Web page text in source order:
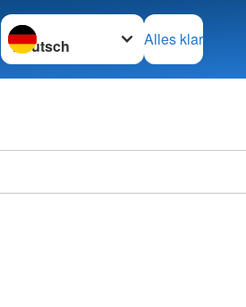
Sprache wechseln zu
Alles klar